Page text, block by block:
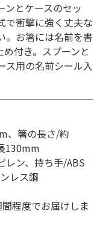
ンとケースのセッ
で衝撃に強く丈夫な
。お箸には名前を書
付き。スプーンと
ス用の名前シール入
箸の長さ/約
130mm
ン、持ち手/ABS
レス鋼
程度でお届けしま